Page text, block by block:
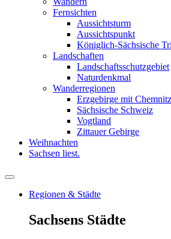
Fernsichten
Aussichtsturm
Aussichtspunkt
Königlich-Sächsische
Landschaften
Landschaftsschutzgebiet
Naturdenkmal
Wanderregionen
Erzgebirge mit Chemnitz
Sächsische Schweiz
Vogtland
Zittauer Gebirge
Weihnachten
Sachsen liest.
Regionen & Städte
Sachsens Städte